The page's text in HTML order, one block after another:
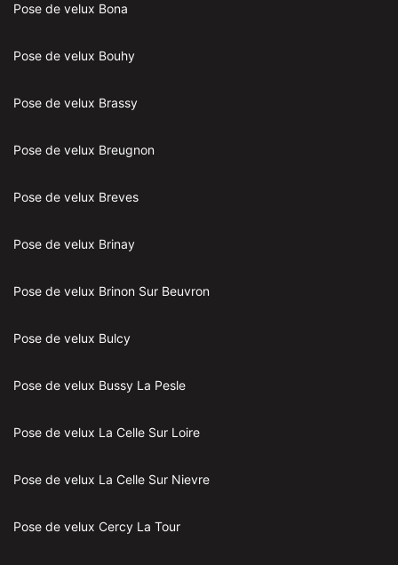
Pose de velux Bona
Pose de velux Bouhy
Pose de velux Brassy
Pose de velux Breugnon
Pose de velux Breves
Pose de velux Brinay
Pose de velux Brinon Sur Beuvron
Pose de velux Bulcy
Pose de velux Bussy La Pesle
Pose de velux La Celle Sur Loire
Pose de velux La Celle Sur Nievre
Pose de velux Cercy La Tour